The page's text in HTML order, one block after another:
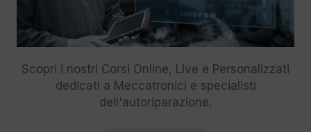
Scopri i nostri Corsi Online, Live e Personalizzati
dedicati a Meccatronici e specialisti
dell'autoriparazione.